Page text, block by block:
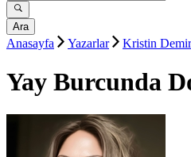
Ara
Anasayfa Yazarlar Kristin
Yay Burcunda